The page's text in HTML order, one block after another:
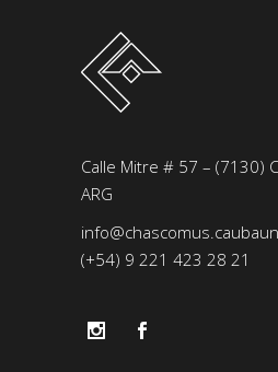
Calle Mitre # 57 – (7130)
ARG
(+54) 9 221 423 28 21